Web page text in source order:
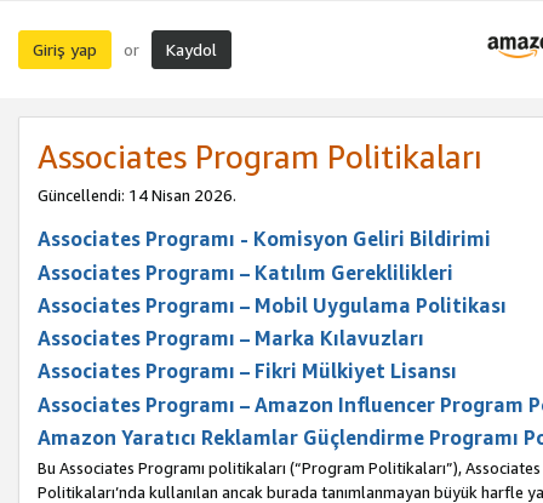
Giriş yap or Kaydol
Associates Program Politikaları
Güncellendi: 14 Nisan 2026.
Associates Programı - Komisyon Geliri Bildirimi
Associates Programı – Katılım Gereklilikleri
Associates Programı – Mobil Uygulama Politikası
Associates Programı – Marka Kılavuzları
Associates Programı – Fikri Mülkiyet Lisansı
Associates Programı – Amazon Influencer Program
Amazon Yaratıcı Reklamlar Güçlendirme Programı
Bu Associates Programı politikaları (“Program Politikaları”),
Politikaları’nda kullanılan ancak burada tanımlanmayan büyük harfle